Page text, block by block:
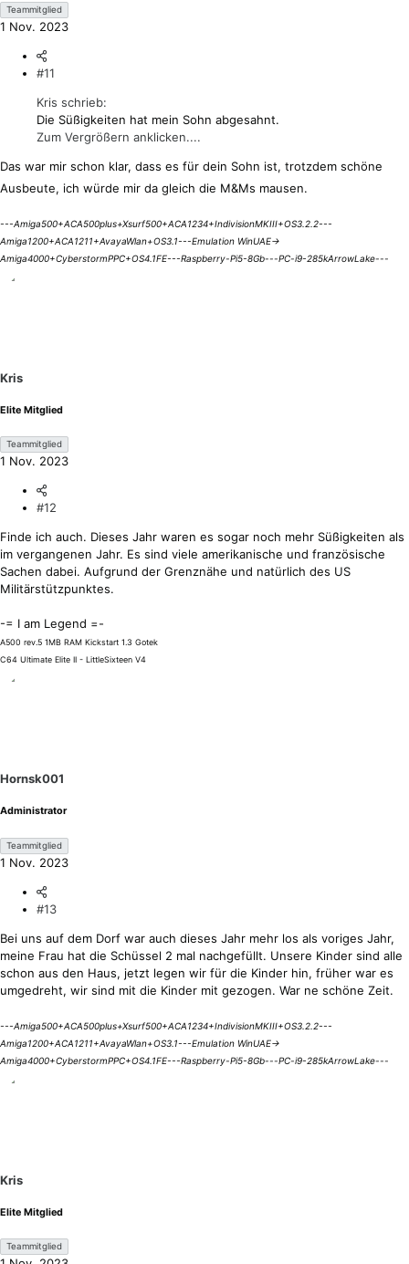
Teammitglied
1 Nov. 2023
#11
Kris schrieb:
Die Süßigkeiten hat mein Sohn abgesahnt.
Zum Vergrößern anklicken....
Das war mir schon klar, dass es für dein Sohn ist, trotzdem schöne
Ausbeute, ich würde mir da gleich die M&Ms mausen.
---Amiga500+ACA500plus+Xsurf500+ACA1234+IndivisionMKIII+OS3.2.2---
Amiga1200+ACA1211+AvayaWlan+OS3.1---Emulation WinUAE->
Amiga4000+CyberstormPPC+OS4.1FE---Raspberry-Pi5-8Gb---PC-i9-285kArrowLake---
Kris
Elite Mitglied
Teammitglied
1 Nov. 2023
#12
Finde ich auch. Dieses Jahr waren es sogar noch mehr Süßigkeiten als
im vergangenen Jahr. Es sind viele amerikanische und französische
Sachen dabei. Aufgrund der Grenznähe und natürlich des US
Militärstützpunktes.
-= I am Legend =-
A500 rev.5 1MB RAM Kickstart 1.3 Gotek
C64 Ultimate Elite II - LittleSixteen V4
Hornsk001
Administrator
Teammitglied
1 Nov. 2023
#13
Bei uns auf dem Dorf war auch dieses Jahr mehr los als voriges Jahr,
meine Frau hat die Schüssel 2 mal nachgefüllt. Unsere Kinder sind alle
schon aus den Haus, jetzt legen wir für die Kinder hin, früher war es
umgedreht, wir sind mit die Kinder mit gezogen. War ne schöne Zeit.
---Amiga500+ACA500plus+Xsurf500+ACA1234+IndivisionMKIII+OS3.2.2---
Amiga1200+ACA1211+AvayaWlan+OS3.1---Emulation WinUAE->
Amiga4000+CyberstormPPC+OS4.1FE---Raspberry-Pi5-8Gb---PC-i9-285kArrowLake---
Kris
Elite Mitglied
Teammitglied